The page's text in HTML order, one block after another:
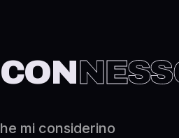
mi considerino